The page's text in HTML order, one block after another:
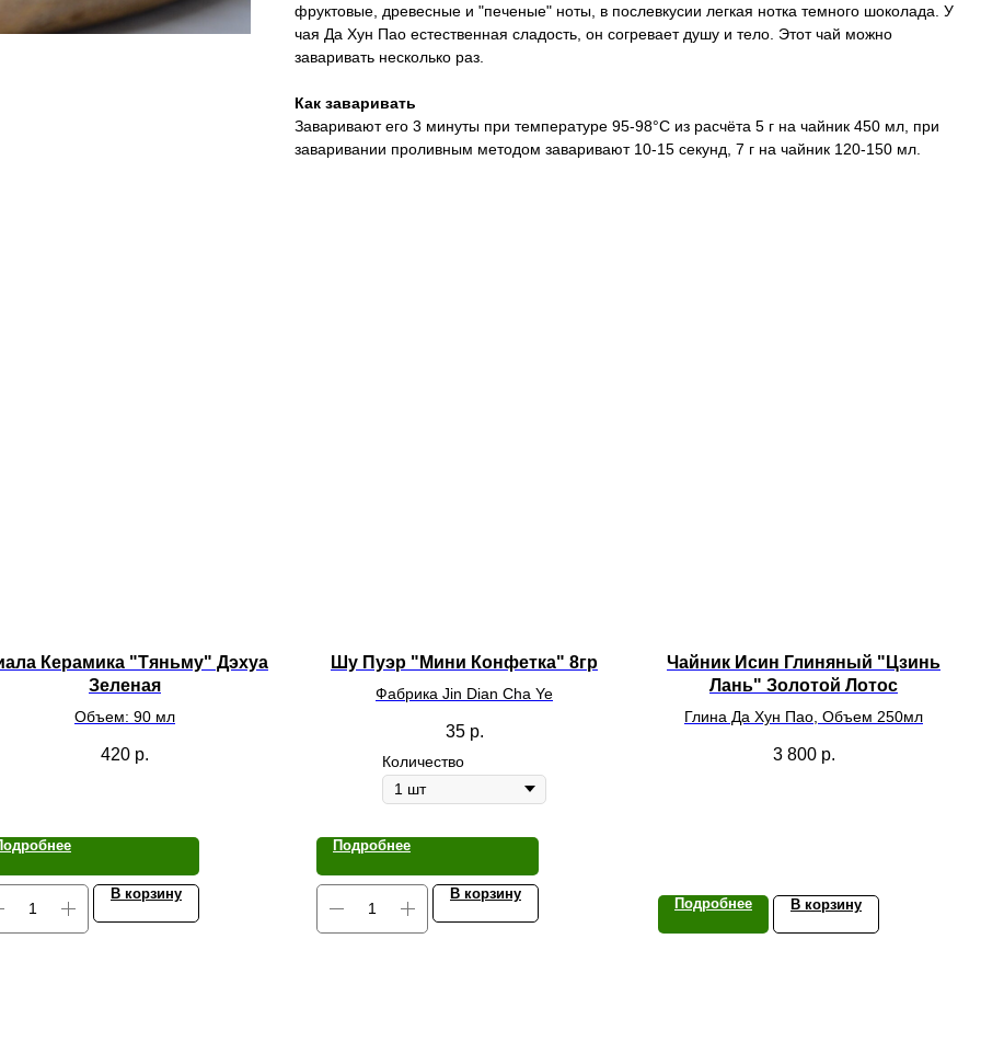
фруктовые, древесные и "печеные" ноты, в послевкусии легкая нотка темного шоколада. У
чая Да Хун Пао естественная сладость, он согревает душу и тело. Этот чай можно
заваривать несколько раз.
Как заваривать
Заваривают его 3 минуты при температуре 95-98°C из расчёта 5 г на чайник 450 мл, при
заваривании проливным методом заваривают 10-15 секунд, 7 г на чайник 120-150 мл.
Керамика "Тяньму" Дэхуа
Зеленая
Объем: 90 мл
420 р.
В корзину
Шу Пуэр "Мини Конфетка" 8гр
Фабрика Jin Dian Cha Ye
35 р.
Количество
Подробнее
В корзину
Чайник Исин Глиняный "Цзинь
Лань" Золотой Лотос
Глина Да Хун Пао, Объем 250мл
3 800 р.
Подробнее В корзину